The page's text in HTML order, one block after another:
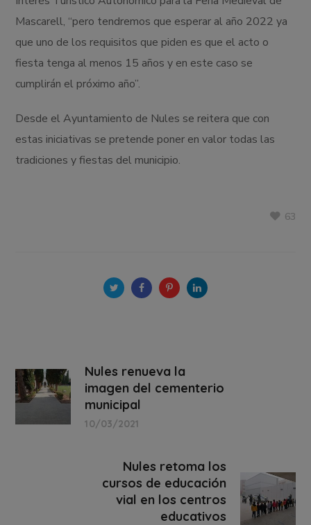
Mascarell, “pero tendremos que esperar al año 2022 ya
que uno de los requisitos que piden es que el acto o
fiesta tenga al menos 15 años y en este caso se
cumplirán el próximo año”.
Desde el Ayuntamiento de Nules se reitera que con
estas iniciativas se pretende poner en valor todas las
tradiciones y fiestas del municipio.
63
Nules renueva la
imagen del cementerio
municipal
10/03/2021
Nules retoma los
cursos de educación
vial en los centros
educativos